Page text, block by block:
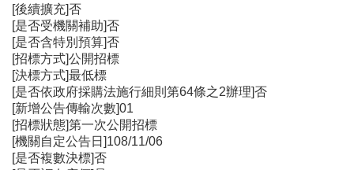
[後續擴充]否
[是否受機關補助]否
[是否含特別預算]否
[招標方式]公開招標
[決標方式]最低標
[是否依政府採購法施行細則第64條之2辦理]否
[新增公告傳輸次數]01
[招標狀態]第一次公開招標
[機關自定公告日]108/11/06
[是否複數決標]否